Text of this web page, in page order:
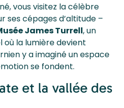
vous visitez la célèbre
ses cépages d’altitude –
James Turrell, un
la lumière devient
y a imaginé un espace
se fondent.
et la vallée des